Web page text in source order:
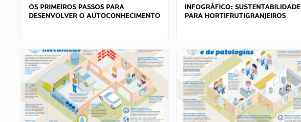
OS PRIMEIROS PASSOS PARA
DESENVOLVER O AUTOCONHECIMENTO
INFOGRÁFICO: SUSTENTABILIDADE
PARA HORTIFRUTIGRANJEIROS